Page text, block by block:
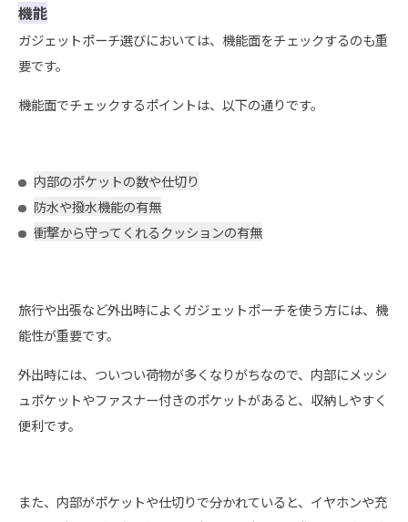
機能
ガジェットポーチ選びにおいては、機能面をチェックするのも重
要です。
機能面でチェックするポイントは、以下の通りです。
内部のポケットの数や仕切り
防水や撥水機能の有無
衝撃から守ってくれるクッションの有無
旅行や出張など外出時によくガジェットポーチを使う方には、機
能性が重要です。
外出時には、ついつい荷物が多くなりがちなので、内部にメッシ
ュポケットやファスナー付きのポケットがあると、収納しやすく
便利です。
また、内部がポケットや仕切りで分かれていると、イヤホンや充